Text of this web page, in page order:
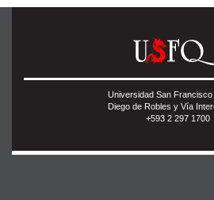
Universidad San Francisco
Diego de Robles y Vía
+593 2 297 1700